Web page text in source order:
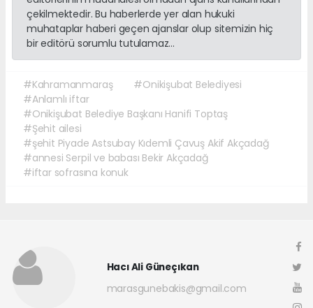
çekilmektedir. Bu haberlerde yer alan hukuki
muhataplar haberi geçen ajanslar olup sitemizin hiç
bir editörü sorumlu tutulamaz...
#Kahramanmaraş
#Onikişubat Belediyesi
#Anlamlı iftar
#Onikişubat Belediye Başkanı Hanifi Toptaş
#Şehit ailesi
#şehit Piyade Astsubay Kıdemli Çavuş Akif Akçadağ
#annesi Serpil ve babası Bekir Akçadağ
#iftar sofrasına konuk
Hacı Ali Güneçıkan
marasgunebakis@gmail.com